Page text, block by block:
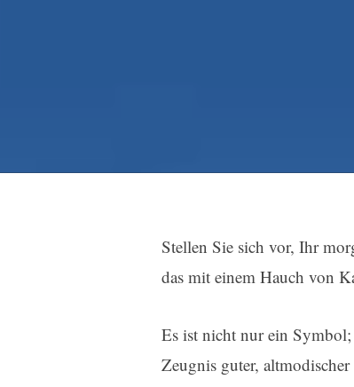
Stellen Sie sich vor, Ihr
das mit einem Hauch von
Es ist nicht nur ein
Zeugnis guter,